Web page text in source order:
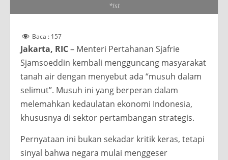
*Ist
Baca : 157
Jakarta, RIC– Menteri Pertahanan Sjafrie
Sjamsoeddin kembali mengguncang masyarakat
tanah air dengan menyebut ada “musuh dalam
selimut”. Musuh ini yang berperan dalam
melemahkan kedaulatan ekonomi Indonesia,
khususnya di sektor pertambangan strategis.
Pernyataan ini bukan sekadar kritik keras, tetapi
sinyal bahwa negara mulai menggeser